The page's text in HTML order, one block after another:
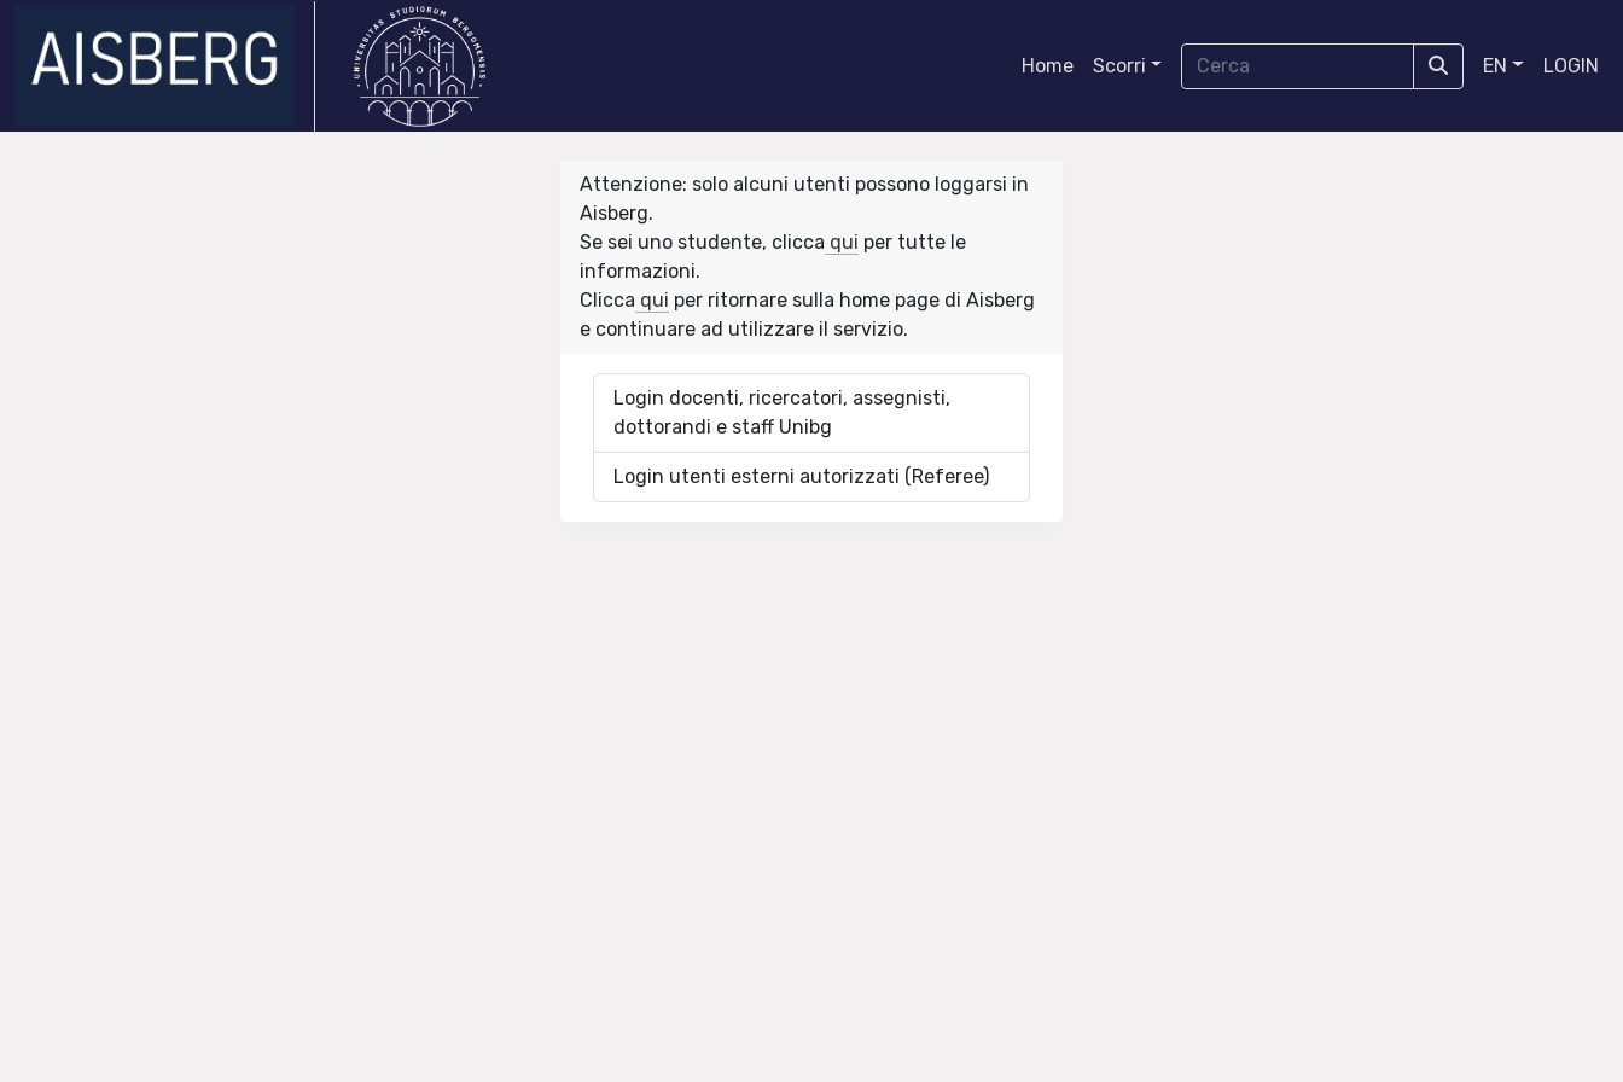
Home Scorri EN LOGIN
Attenzione: solo alcuni utenti possono loggarsi in
Aisberg.
Se sei uno studente, clicca qui per tutte le
informazioni.
Clicca qui per ritornare sulla home page di Aisberg
e continuare ad utilizzare il servizio.
Login docenti, ricercatori, assegnisti,
dottorandi e staff Unibg
Login utenti esterni autorizzati (Referee)